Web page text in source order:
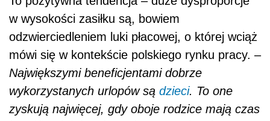
w wysokości zasiłku są, bowiem
odzwierciedleniem luki płacowej, o której wciąż
mówi się w kontekście polskiego rynku pracy. –
Największymi beneficjentami dobrze
wykorzystanych urlopów są dzieci. To one
zyskują najwięcej, gdy oboje rodzice mają czas